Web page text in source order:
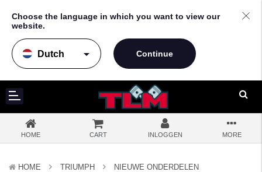
Choose the language in which you want to view our
website.
arrow_drop_down
HOME CART INLOGGEN MORE
HOME TRIUMPH
NIEUWE ONDERDELEN